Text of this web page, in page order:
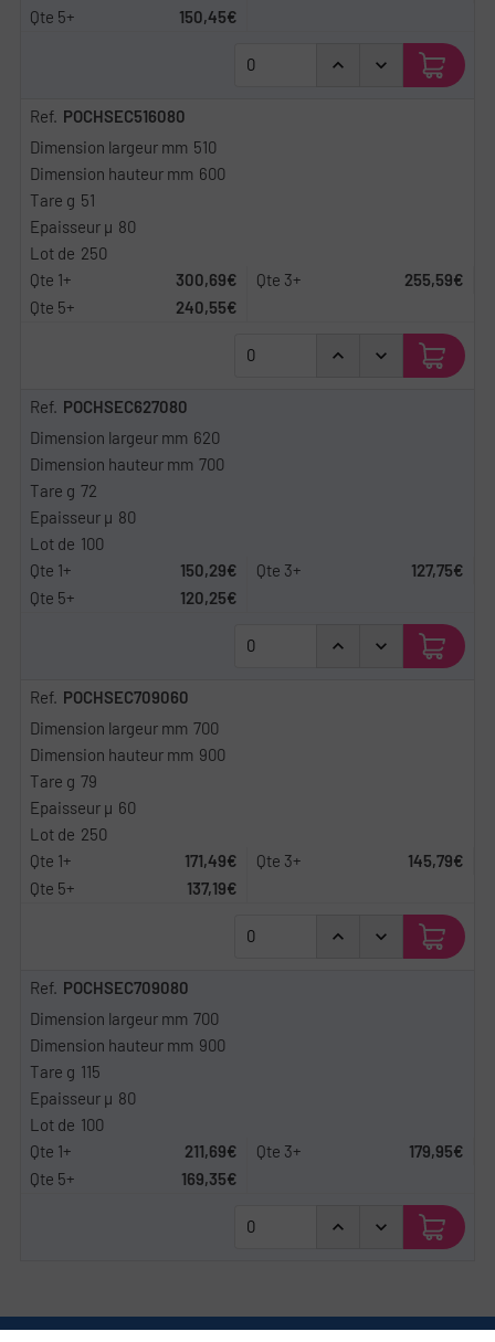
150,45€
POCHSEC516080
510
600
51
80
250
300,69€
255,59€
240,55€
POCHSEC627080
620
700
72
80
100
150,29€
127,75€
120,25€
POCHSEC709060
700
900
79
60
250
171,49€
145,79€
137,19€
POCHSEC709080
700
900
115
80
100
211,69€
179,95€
169,35€